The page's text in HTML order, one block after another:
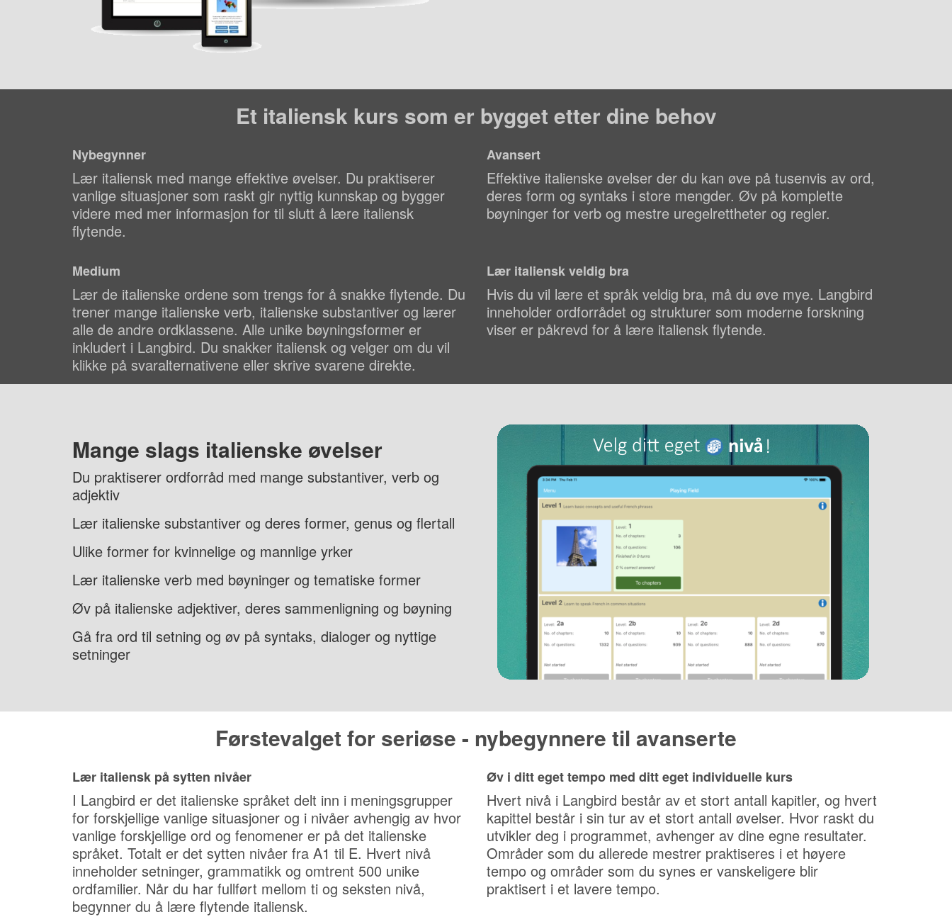
Et italiensk kurs som er bygget etter dine behov
Nybegynner
Lær italiensk med mange effektive øvelser. Du praktiserer
vanlige situasjoner som raskt gir nyttig kunnskap og bygger
videre med mer informasjon for til slutt å lære italiensk
flytende.
Avansert
Effektive italienske øvelser der du kan øve på tusenvis av ord,
deres form og syntaks i store mengder. Øv på komplette
bøyninger for verb og mestre uregelrettheter og regler.
Medium
Lær de italienske ordene som trengs for å snakke flytende. Du
trener mange italienske verb, italienske substantiver og lærer
alle de andre ordklassene. Alle unike bøyningsformer er
inkludert i Langbird. Du snakker italiensk og velger om du vil
klikke på svaralternativene eller skrive svarene direkte.
Lær italiensk veldig bra
Hvis du vil lære et språk veldig bra, må du øve mye. Langbird
inneholder ordforrådet og strukturer som moderne forskning
viser er påkrevd for å lære italiensk flytende.
Mange slags italienske øvelser
Du praktiserer ordforråd med mange substantiver, verb og
adjektiv
Lær italienske substantiver og deres former, genus og flertall
Ulike former for kvinnelige og mannlige yrker
Lær italienske verb med bøyninger og tematiske former
Øv på italienske adjektiver, deres sammenligning og bøyning
Gå fra ord til setning og øv på syntaks, dialoger og nyttige
setninger
Førstevalget for seriøse - nybegynnere til avanserte
Lær italiensk på sytten nivåer
I Langbird er det italienske språket delt inn i meningsgrupper
for forskjellige vanlige situasjoner og i nivåer avhengig av hvor
vanlige forskjellige ord og fenomener er på det italienske
språket. Totalt er det sytten nivåer fra A1 til E. Hvert nivå
inneholder setninger, grammatikk og omtrent 500 unike
ordfamilier. Når du har fullført mellom ti og seksten nivå,
begynner du å lære flytende italiensk.
Øv i ditt eget tempo med ditt eget individuelle kurs
Hvert nivå i Langbird består av et stort antall kapitler, og hvert
kapittel består i sin tur av et stort antall øvelser. Hvor raskt du
utvikler deg i programmet, avhenger av dine egne resultater.
Områder som du allerede mestrer praktiseres i et høyere
tempo og områder som du synes er vanskeligere blir
praktisert i et lavere tempo.